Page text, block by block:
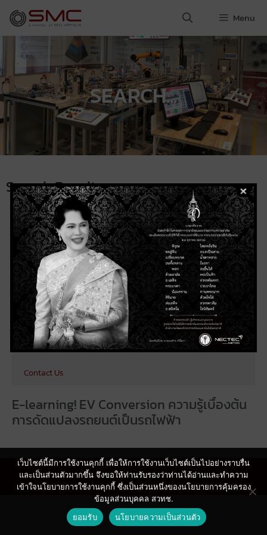
Menu
SEARCH...
Search Result
About SMC
Services
Testbed
Research
Publications
News & Events
Contact Us
E-learning! EV Conversion ความรู้เบื้องต้น
การดัดแปลงรถยนต์เป็นรถไฟฟ้า
ศูนย์นวัตกรรมการผลิตยั่งยืน © 2021 |Privacy Policy|Terms
เว็บไซต์นี้มีการใช้งานคุกกี้ เพื่อให้การใช้งานเว็บไซต์เป็นไปอย่างราบรื่น
และเป็นส่วนตัวมากขึ้น จึงขอให้ท่านรับรองว่าท่านได้อ่านและทำความ
เข้าใจนโยบายการใช้งานคุกกี้ ซึ่งเป็นส่วนหนึ่งของนโยบายการคุ้มครอง
ข้อมูลส่วนบุคคล สวทช.
ยอมรับ
นโยบายความเป็นส่วนตัว